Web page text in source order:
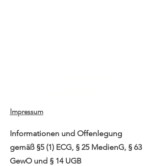
Impressum
Informationen und Offenlegung
gemäß §5 (1) ECG, § 25 MedienG, § 63
GewO und § 14 UGB